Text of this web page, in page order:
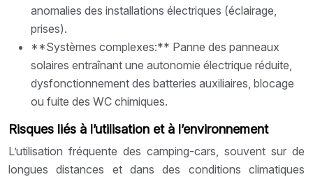
anomalies des installations électriques (éclairage,
prises).
**Systèmes complexes:** Panne des panneaux
solaires entraînant une autonomie électrique réduite,
dysfonctionnement des batteries auxiliaires, blocage
ou fuite des WC chimiques.
Risques liés à l’utilisation et à l’environnement
L’utilisation fréquente des camping-cars, souvent sur de
longues distances et dans des conditions climatiques